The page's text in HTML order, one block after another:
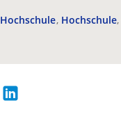
Hochschule Hochschule